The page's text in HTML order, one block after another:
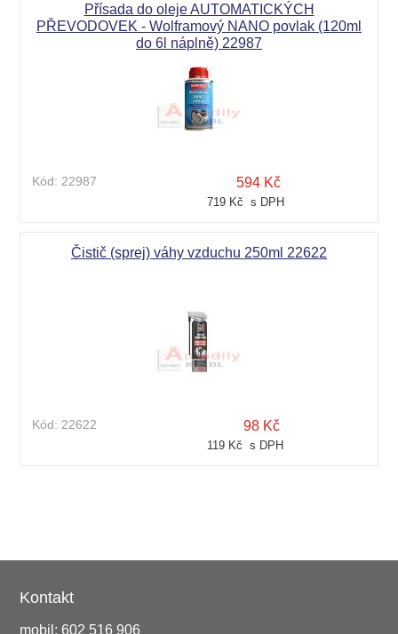
Přísada do oleje AUTOMATICKÝCH
PŘEVODOVEK - Wolframový NANO povlak (120ml
do 6l náplně) 22987
Kód: 22987 594 Kč
719 Kč s DPH
Čistič (sprej) váhy vzduchu 250ml 22622
Kód:22622 98 Kč
119 Kč s DPH
Kontakt
mobil: 602 516 906